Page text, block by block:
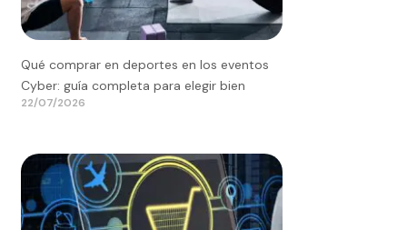
Qué comprar en deportes en los eventos
Cyber: guía completa para elegir bien
22/07/2026